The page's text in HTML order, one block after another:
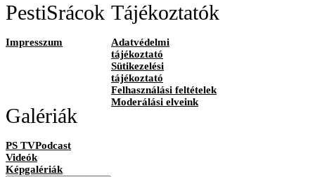
PestiSrácok
Impresszum
Tájékoztatók
Adatvédelmi
tájékoztató
Sütikezelési
tájékoztató
Felhasználási feltételek
Moderálási elveink
Galériák
PS TVPodcast
Videók
Képgalériák